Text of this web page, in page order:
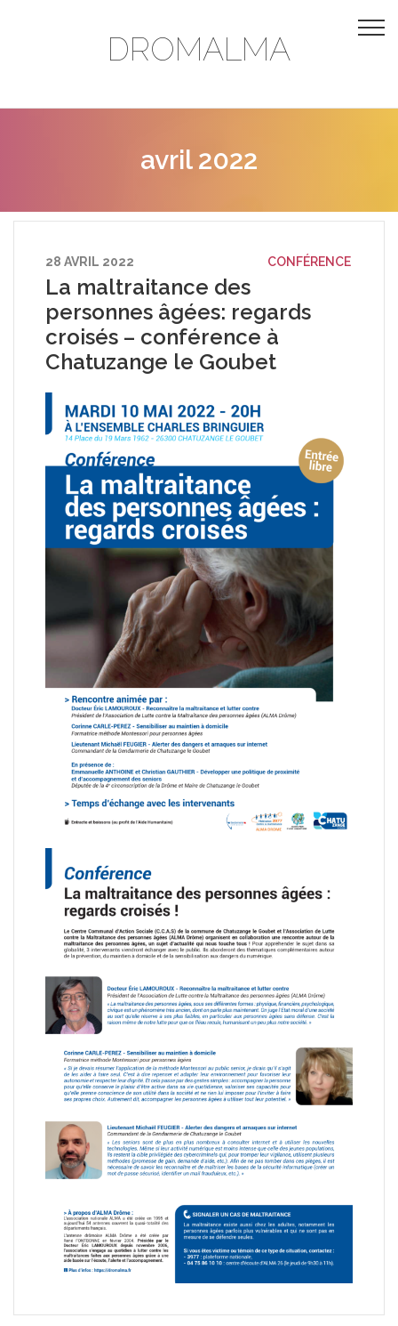
DROMALMA
avril 2022
28 AVRIL 2022 CONFÉRENCE
La maltraitance des
personnes âgées: regards
croisés – conférence à
Chatuzange le Goubet